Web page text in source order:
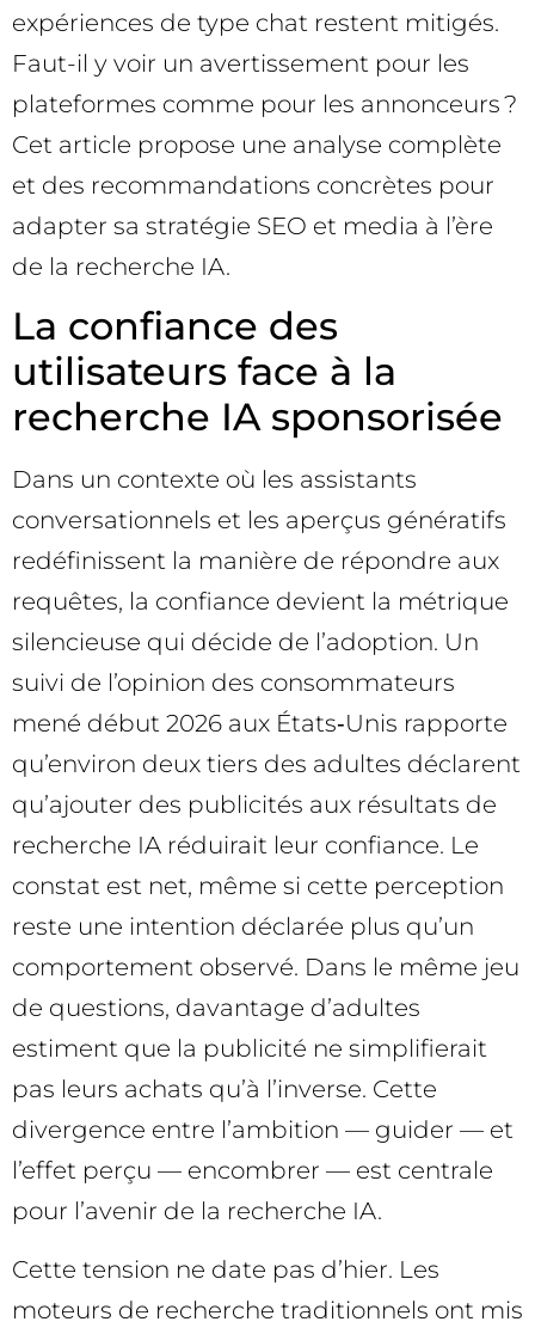
expériences de type chat restent mitigés.
Faut-il y voir un avertissement pour les
plateformes comme pour les annonceurs ?
Cet article propose une analyse complète
et des recommandations concrètes pour
adapter sa stratégie SEO et media à l’ère
de la recherche IA.
La confiance des
utilisateurs face à la
recherche IA sponsorisée
Dans un contexte où les assistants
conversationnels et les aperçus génératifs
redéfinissent la manière de répondre aux
requêtes, la confiance devient la métrique
silencieuse qui décide de l’adoption. Un
suivi de l’opinion des consommateurs
mené début 2026 aux États‑Unis rapporte
qu’environ deux tiers des adultes déclarent
qu’ajouter des publicités aux résultats de
recherche IA réduirait leur confiance. Le
constat est net, même si cette perception
reste une intention déclarée plus qu’un
comportement observé. Dans le même jeu
de questions, davantage d’adultes
estiment que la publicité ne simplifierait
pas leurs achats qu’à l’inverse. Cette
divergence entre l’ambition — guider — et
l’effet perçu — encombrer — est centrale
pour l’avenir de la recherche IA.
Cette tension ne date pas d’hier. Les
moteurs de recherche traditionnels ont mis